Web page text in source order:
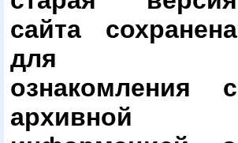
сайта сохранена
для
ознакомления с
архивной